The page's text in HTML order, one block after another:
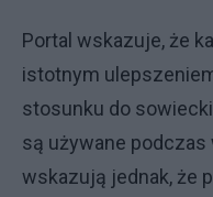
Portal wskazuje, że
istotnym
stosunku do
są używane podczas
wskazują jednak, że